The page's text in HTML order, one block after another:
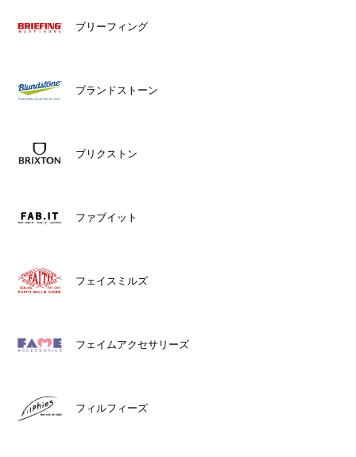
ブリーフィング
ブランドストーン
ブリクストン
ファブイット
フェイスミルズ
フェイムアクセサリーズ
フィルフィーズ